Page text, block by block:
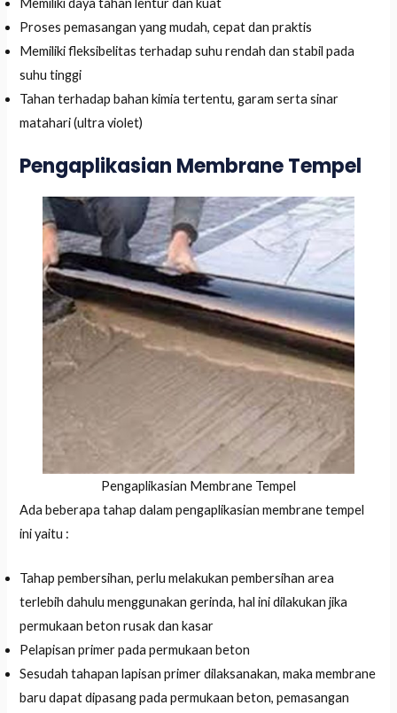
Memiliki daya tahan lentur dan kuat
Proses pemasangan yang mudah, cepat dan praktis
Memiliki fleksibelitas terhadap suhu rendah dan stabil pada
suhu tinggi
Tahan terhadap bahan kimia tertentu, garam serta sinar
matahari (ultra violet)
Pengaplikasian Membrane Tempel
Pengaplikasian Membrane Tempel
Ada beberapa tahap dalam pengaplikasian membrane tempel
ini yaitu :
Tahap pembersihan, perlu melakukan pembersihan area
terlebih dahulu menggunakan gerinda, hal ini dilakukan jika
permukaan beton rusak dan kasar
Pelapisan primer pada permukaan beton
Sesudah tahapan lapisan primer dilaksanakan, maka membrane
baru dapat dipasang pada permukaan beton, pemasangan